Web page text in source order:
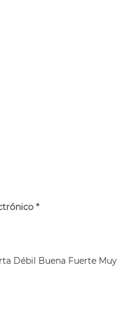
*
Débil Buena Fuerte Muy